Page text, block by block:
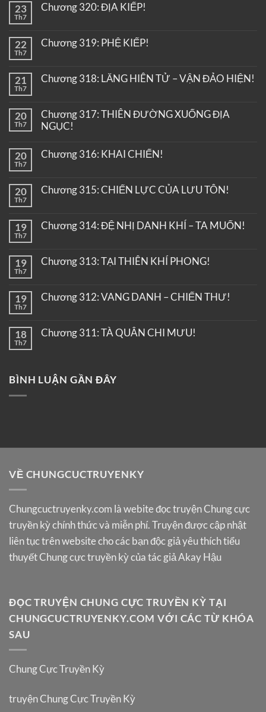
23
Th7
Chương 320: ĐỊA KIẾP!
22
Th7
Chương 319: PHỆ KIẾP!
21
Th7
Chương 318: LĂNG HIÊN TỬ – VẬN ĐẢO HIỆN!
20
Th7
Chương 317: THIÊN ĐƯỜNG XUỐNG ĐỊA
NGỤC!
20
Th7
Chương 316: KHAI CHIẾN!
20
Th7
Chương 315: CHIẾN LỰC CỦA LƯU TÔN!
19
Th7
Chương 314: ĐỆ NHỊ DANH KHÍ – TA MUỐN!
19
Th7
Chương 313: TẠI THIÊN KHÍ PHONG!
19
Th7
Chương 312: VANG DANH – CHIẾN THƯ!
18
Th7
Chương 311: TÀ QUÂN CHI MƯU!
BÌNH LUẬN GẦN ĐÂY
VỀ CHUNGCUCTRUYENKY
Chungcuctruyenky.com là webite đọc truyện Chung cực
truyền kỳ chính thức và miễn phí. Truyện được cập nhật
liên tục trên website cho các bạn độc giả yêu thích tiểu
thuyết Chung cực truyền kỳ của tác giả Akay Hậu
ĐỌC TRUYỆN CHUNG CỰC TRUYỀN KỲ TẠI
CHUNGCUCTRUYENKY.COM VỚI CÁC TỪ KHÓA
SAU
Chung Cực Truyền Kỳ
truyện Chung Cực Truyền Kỳ